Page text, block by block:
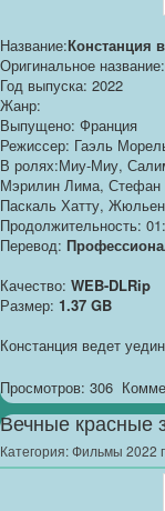
Название:Констанция
Оригинальное название:
Год выпуска: 2022
Жанр:
Выпущено: Франция
Режиссер: Гаэль
В ролях:Миу-Миу,
Мэрилин Лима,
Паскаль Хатту,
Продолжительность:
Перевод:
Качество: WEB-DLRip
Размер: 1.37 GB
Констанция ведет
Просмотров: 306
Вечные красные
Категория:Фильмы 2022